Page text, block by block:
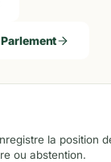
la position
ou abstention.